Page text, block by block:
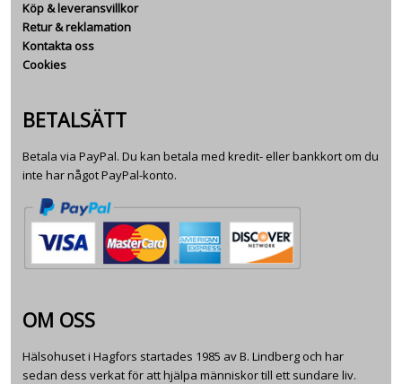
Köp & leveransvillkor
Retur & reklamation
Kontakta oss
Cookies
BETALSÄTT
Betala via PayPal. Du kan betala med kredit- eller bankkort om du
inte har något PayPal-konto.
OM OSS
Hälsohuset i Hagfors startades 1985 av B. Lindberg och har
sedan dess verkat för att hjälpa människor till ett sundare liv.